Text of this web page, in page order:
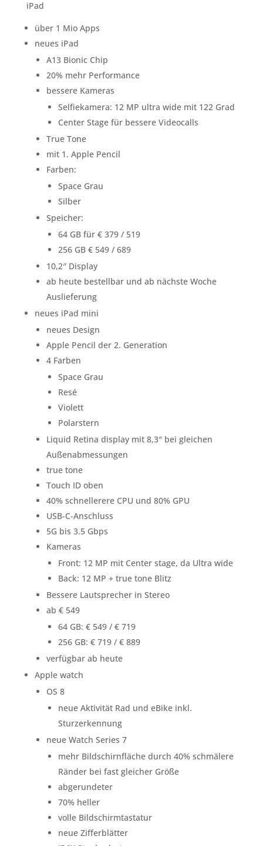
iPad
über 1 Mio Apps
neues iPad
A13 Bionic Chip
20% mehr Performance
bessere Kameras
Selfiekamera: 12 MP ultra wide mit 122 Grad
Center Stage für bessere Videocalls
True Tone
mit 1. Apple Pencil
Farben:
Space Grau
Silber
Speicher:
64 GB für € 379 / 519
256 GB € 549 / 689
10,2″ Display
ab heute bestellbar und ab nächste Woche
Auslieferung
neues iPad mini
neues Design
Apple Pencil der 2. Generation
4 Farben
Space Grau
Resé
Violett
Polarstern
Liquid Retina display mit 8,3″ bei gleichen
Außenabmessungen
true tone
Touch ID oben
40% schnellerere CPU und 80% GPU
USB-C-Anschluss
5G bis 3.5 Gbps
Kameras
Front: 12 MP mit Center stage, da Ultra wide
Back: 12 MP + true tone Blitz
Bessere Lautsprecher in Stereo
ab € 549
64 GB: € 549 / € 719
256 GB: € 719 / € 889
verfügbar ab heute
Apple watch
OS 8
neue Aktivität Rad und eBike inkl.
Sturzerkennung
neue Watch Series 7
mehr Bildschirnfläche durch 40% schmälere
Ränder bei fast gleicher Größe
abgerundeter
70% heller
volle Bildschirmtastatur
neue Zifferblätter